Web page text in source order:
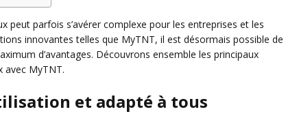
peut parfois s’avérer complexe pour les entreprises et les
innovantes telles que MyTNT, il est désormais possible de
d’avantages. Découvrons ensemble les principaux
avec MyTNT.
et adapté à tous